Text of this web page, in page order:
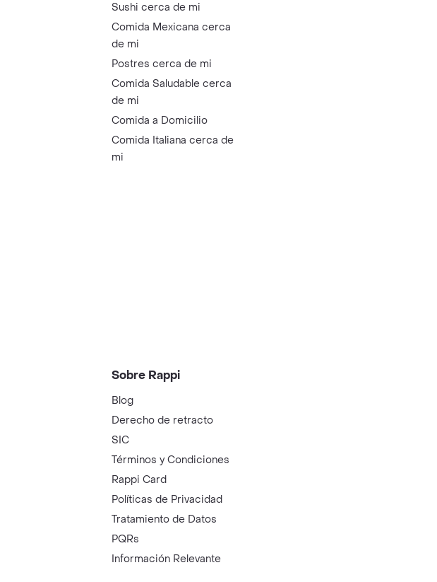
Sushi cerca de mi
Comida Mexicana cerca
de mi
Postres cerca de mi
Comida Saludable cerca
de mi
Comida a Domicilio
Comida Italiana cerca de
mi
Sobre Rappi
Blog
Derecho de retracto
SIC
Términos y Condiciones
Rappi Card
Políticas de Privacidad
Tratamiento de Datos
PQRs
Información Relevante